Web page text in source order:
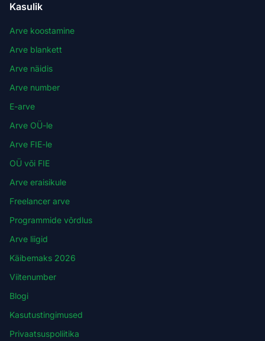
Kasulik
Arve koostamine
Arve blankett
Arve näidis
Arve number
E-arve
Arve OÜ-le
Arve FIE-le
OÜ või FIE
Arve eraisikule
Freelancer arve
Programmide võrdlus
Arve liigid
Käibemaks 2026
Viitenumber
Blogi
Kasutustingimused
Privaatsuspoliitika